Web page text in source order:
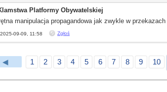
Platformy Obywatelskiej
manipulacja propagandowa jak zwykle w przekazach
2025-09-09, 11:58 Zgłoś
◀ 1 2 3 4 5 6 7 8 9 10